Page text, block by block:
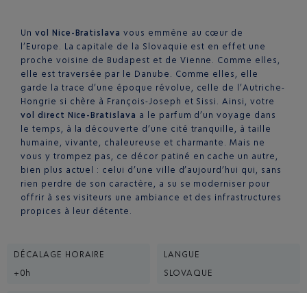
Un vol Nice-Bratislava vous emmène au cœur de
l’Europe. La capitale de la Slovaquie est en effet une
proche voisine de Budapest et de Vienne. Comme elles,
elle est traversée par le Danube. Comme elles, elle
garde la trace d’une époque révolue, celle de l’Autriche-
Hongrie si chère à François-Joseph et Sissi. Ainsi, votre
vol direct Nice-Bratislava a le parfum d’un voyage dans
le temps, à la découverte d’une cité tranquille, à taille
humaine, vivante, chaleureuse et charmante. Mais ne
vous y trompez pas, ce décor patiné en cache un autre,
bien plus actuel : celui d’une ville d’aujourd’hui qui, sans
rien perdre de son caractère, a su se moderniser pour
offrir à ses visiteurs une ambiance et des infrastructures
propices à leur détente.
DÉCALAGE HORAIRE
+0h
LANGUE
SLOVAQUE